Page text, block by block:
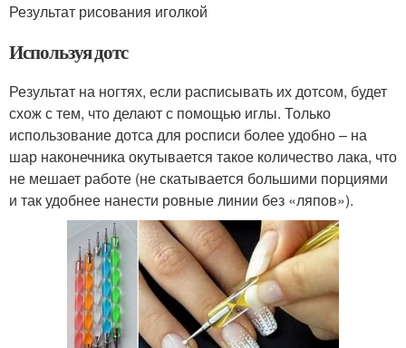
Результат рисования иголкой
Используя дотс
Результат на ногтях, если расписывать их дотсом, будет
схож с тем, что делают с помощью иглы. Только
использование дотса для росписи более удобно – на
шар наконечника окутывается такое количество лака, что
не мешает работе (не скатывается большими порциями
и так удобнее нанести ровные линии без «ляпов»).